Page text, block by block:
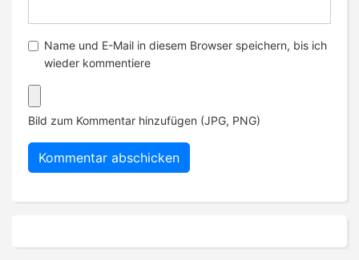
Name und E-Mail in diesem Browser speichern, bis ich
wieder kommentiere
Bild zum Kommentar hinzufügen (JPG, PNG)